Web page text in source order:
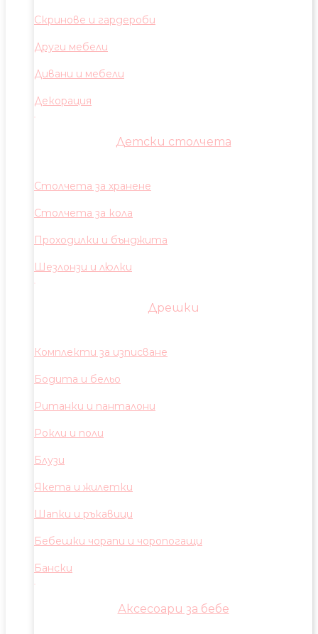
Скринове и гардероби
Други мебели
Дивани и мебели
Декорация
Детски столчета
Столчета за хранене
Столчета за кола
Проходилки и бънджита
Шезлонзи и люлки
Дрешки
Комплекти за изписване
Бодита и бельо
Ританки и панталони
Рокли и поли
Блузи
Якета и жилетки
Шапки и ръкавици
Бебешки чорапи и чоропогащи
Бански
Аксесоари за бебе